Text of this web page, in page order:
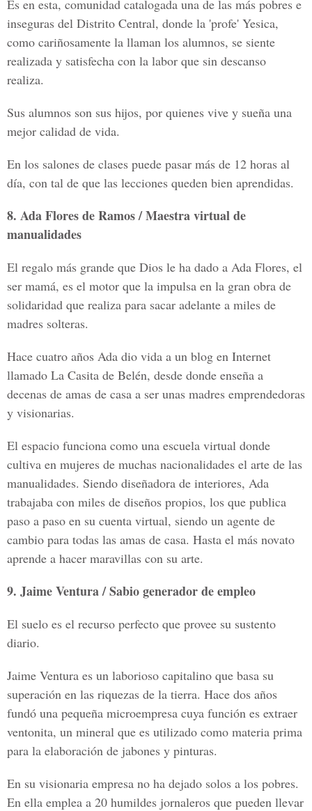
Es en esta, comunidad catalogada una de las más pobres e
inseguras del Distrito Central, donde la 'profe' Yesica,
como cariñosamente la llaman los alumnos, se siente
realizada y satisfecha con la labor que sin descanso
realiza.
Sus alumnos son sus hijos, por quienes vive y sueña una
mejor calidad de vida.
En los salones de clases puede pasar más de 12 horas al
día, con tal de que las lecciones queden bien aprendidas.
8. Ada Flores de Ramos / Maestra virtual de
manualidades
El regalo más grande que Dios le ha dado a Ada Flores, el
ser mamá, es el motor que la impulsa en la gran obra de
solidaridad que realiza para sacar adelante a miles de
madres solteras.
Hace cuatro años Ada dio vida a un blog en Internet
llamado La Casita de Belén, desde donde enseña a
decenas de amas de casa a ser unas madres emprendedoras
y visionarias.
El espacio funciona como una escuela virtual donde
cultiva en mujeres de muchas nacionalidades el arte de las
manualidades. Siendo diseñadora de interiores, Ada
trabajaba con miles de diseños propios, los que publica
paso a paso en su cuenta virtual, siendo un agente de
cambio para todas las amas de casa. Hasta el más novato
aprende a hacer maravillas con su arte.
9. Jaime Ventura / Sabio generador de empleo
El suelo es el recurso perfecto que provee su sustento
diario.
Jaime Ventura es un laborioso capitalino que basa su
superación en las riquezas de la tierra. Hace dos años
fundó una pequeña microempresa cuya función es extraer
ventonita, un mineral que es utilizado como materia prima
para la elaboración de jabones y pinturas.
En su visionaria empresa no ha dejado solos a los pobres.
En ella emplea a 20 humildes jornaleros que pueden llevar